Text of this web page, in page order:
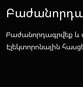
Բաժանորդագրվեք և
Էլեկտորոնային